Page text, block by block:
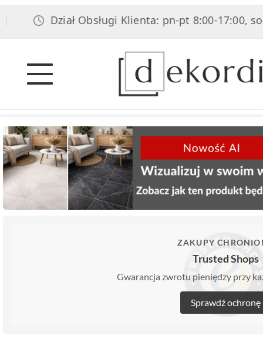
Dział Obsługi Klienta: pn-pt 8:00-17:00, sob 8:00-
ZAKUPY
Trusted Shops
Gwarancja zwrotu pieniędzy przy
Sprawdź ochronę